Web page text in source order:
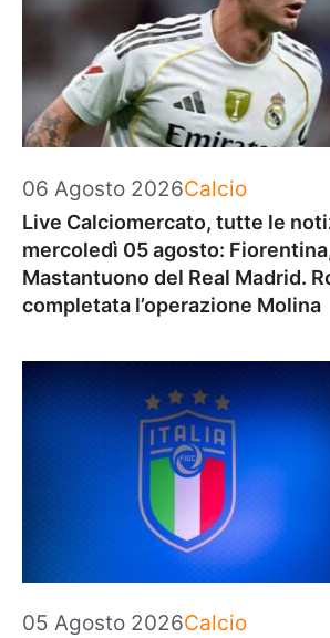
06 Agosto 2026Categorie
Calcio
Live Calciomercato, tutte le
mercoledì 05 agosto:
Mastantuono del Real Madrid.
completata l’operazione Molina
05 Agosto 2026Categorie
Calcio